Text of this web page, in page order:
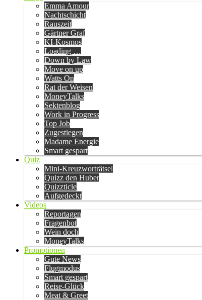
Emma Amour
Nachtschicht
Rauszeit
Gärtner Graf
KI-Kosmos
Loading …
Down by Law
Move on up
Watts On
Rat der Weisen
MoneyTalks
Sektenblog
Work in Progress
Top Job
Zugestiegen
Madame Energie
Smart gespart
Quiz
Mini-Kreuzworträtsel
Quizz den Huber
Quizzticle
Aufgedeckt
Videos
Reportagen
Fragenbot
Wein doch
MoneyTalks
Promotionen
Gute News
Flugmodus
Smart gespart
Reise-Glück
Meat & Greet